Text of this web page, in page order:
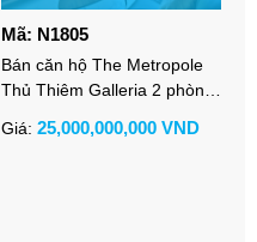
Mã: N1805
Bán căn hộ The Metropole
Thủ Thiêm Galleria 2 phòng
sông
Giá: 25,000,000,000 VND